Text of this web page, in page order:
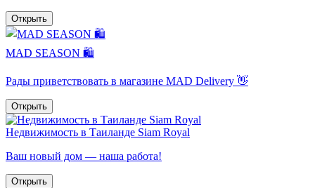
Открыть
MAD SEASON 🛍
Рады приветствовать в магазине MAD Delivery 👋
Открыть
Недвижимость в Таиланде Siam Royal
Ваш новый дом — наша работа!
Открыть